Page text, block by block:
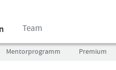
Team
Mentorprogramm Premium